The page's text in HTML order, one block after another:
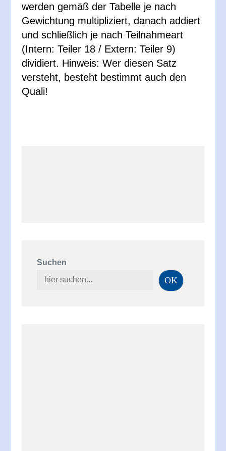
werden gemäß der Tabelle je nach
Gewichtung multipliziert, danach addiert
und schließlich je nach Teilnahmeart
(Intern: Teiler 18 / Extern: Teiler 9)
dividiert. Hinweis: Wer diesen Satz
versteht, besteht bestimmt auch den
Quali!
Suchen
OK